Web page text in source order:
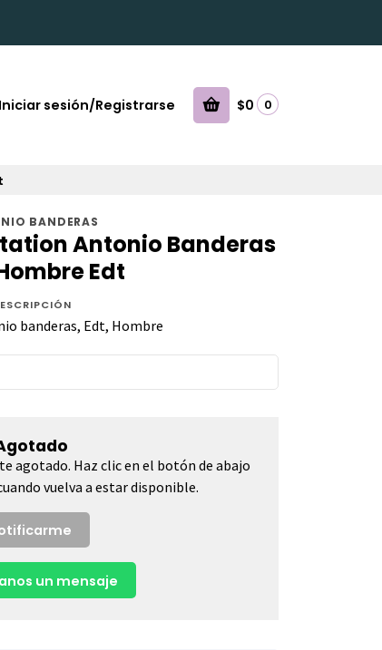
Iniciar sesión/Registrarse $0 0
BANDERAS
Antonio Banderas
Edt
banderas, Edt, Hombre
agotado. Haz clic en el botón de abajo
vuelva a estar disponible.
un mensaje